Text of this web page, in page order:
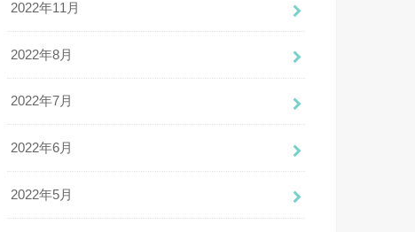
2022年11月
2022年8月
2022年7月
2022年6月
2022年5月